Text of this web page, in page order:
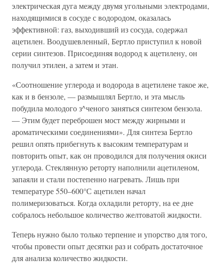
электрическая дуга между двумя угольными электродами,
находящимися в сосуде с водородом, оказалась
эффективной: газ, выходивший из сосуда, содержал
ацетилен. Воодушевленный, Бертло приступил к новой
серии синтезов. Присоединяя водород к ацетилену, он
получил этилен, а затем и этан.
«Соотношение углерода и водорода в ацетилене такое же,
как и в бензоле, — размышлял Бертло, и эта мысль
побудила молодого з^ченого заняться синтезом бензола.
— Этим будет переброшен мост между жирными и
ароматическими соединениями». Для синтеза Бертло
решил опять прибегнуть к высоким температурам и
повторить опыт, как он проводился для получения окиси
углерода. Стеклянную реторту наполнили ацетиленом,
запаяли и стали постепенно нагревать. Лишь при
температуре 550–600°С ацетилен начал
полимеризоваться. Когда охладили реторту, на ее дне
собралось небольшое количество желтоватой жидкости.
Теперь нужно было только терпение и упорство для того,
чтобы провести опыт десятки раз и собрать достаточное
для анализа количество жидкости.